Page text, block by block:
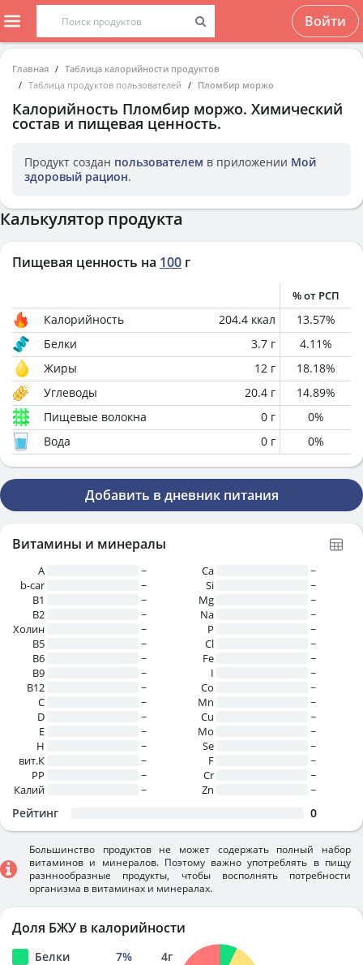
Войти
Главная
Таблица калорийности продуктов
Таблица продуктов пользователей
Пломбир моржо
Калорийность Пломбир моржо. Химический
состав и пищевая ценность.
Продукт создан пользователем в приложении Мой
здоровый рацион.
Калькулятор продукта
Пищевая ценность на 100 г
% от РСП
Калорийность 204.4 ккал 13.57%
Белки
3.7 г 4.11%
Жиры
12 г 18.18%
Углеводы
20.4 г 14.89%
Пищевые волокна
0 г 0%
Вода
0 г 0%
Добавить в дневник питания
Витамины и минералы
A
~
b-car
~
В1
~
B2
~
Холин
~
B5
~
B6
~
B9
~
B12
~
C
~
D
~
E
~
H
~
вит.К
~
PP
~
Калий
~
Ca
~
Si
~
Mg
~
Na
~
P
~
Cl
~
Fe
~
I
~
Co
~
Mn
~
Cu
~
Mo
~
Se
~
F
~
Cr
~
Zn
~
Рейтинг 0
Большинство продуктов не может содержать полный набор
витаминов и минералов. Поэтому важно употреблять в пищу
разннообразные продукты, чтобы восполнять потребности
организма в витаминах и минералах.
Доля БЖУ в калорийности
Белки 7% 4г